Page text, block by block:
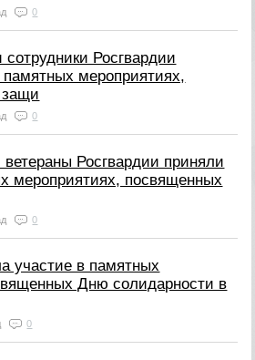
0
Росгвардии
мероприятиях,
0
Росгвардии приняли
мероприятиях, посвященных
0
участие в памятных
Дню солидарности в
0